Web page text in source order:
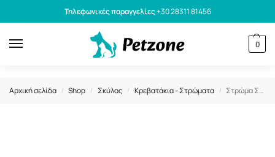
Τηλεφωνικές παραγγελίες+30 28311 81456
0
Αρχική σελίδα / Shop / Σκύλος / Κρεβατάκια - Στρώματα / Στρώμα Σκύλου Δροσιστικό Μπλε Με Φρούτα XL 90x80cm